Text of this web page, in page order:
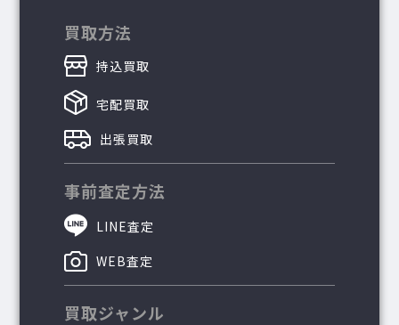
買取方法
持込買取
宅配買取
出張買取
事前査定方法
LINE査定
WEB査定
買取ジャンル